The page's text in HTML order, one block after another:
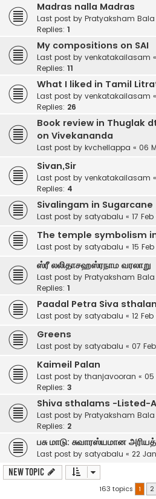
Madras nalla Madras
Last post by Pratyaksham Bala
Replies: 1
My compositions on SAI
Last post by venkatakailasam «
Replies: 11
What I liked in Tamil
Last post by venkatakailasam «
Replies: 26
Book review in Thuglak
on Vivekananda
Last post by kvchellappa « 06
Sivan,Sir
Last post by venkatakailasam «
Replies: 4
Sivalingam in Sugarcane
Last post by satyabalu « 17
The temple symbolism
Last post by satyabalu « 15 Feb
ஸ்ரீ லலிதாசஹஸ்ரநாம வரலாறு
Last post by Pratyaksham Bala
Replies: 1
Paadal Petra Siva
Last post by satyabalu « 12
Greens
Last post by satyabalu « 07
Kaimeil Palan
Last post by thanjavooran « 05
Replies: 3
Shiva sthalams -Listed-
Last post by Pratyaksham Bala
Replies: 2
பசு மாடு: சுவாரஸ்யமான
Last post by satyabalu « 22 Jan
New Topic
163 topics 1 2